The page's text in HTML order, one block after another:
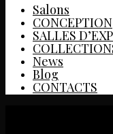
Salons
CONCEPTION
SALLES
News
Blog
CONTACTS